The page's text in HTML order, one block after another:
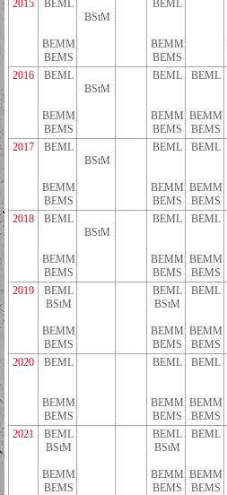
2015 BEML
BEMM
BEMS
BStM
BEML
BEMM
BEMS
2016
BEML
BEMM
BEMS
BStM
BEML
BEMM
BEMS
BEML
BEMM
BEMS
2017
BEML
BEMM
BEMS
BStM
BEML
BEMM
BEMS
BEML
BEMM
BEMS
2018
BEML
BEMM
BEMS
BStM
BEML
BEMM
BEMS
BEML
BEMM
BEMS
2019
BEML
BStM
BEMM
BEMS
BEML
BStM
BEMM
BEMS
BEML
BEMM
BEMS
2020
BEML
BEMM
BEMS
BEML
BEMM
BEMS
BEML
BEMM
BEMS
2021
BEML
BStM
BEMM
BEMS
BEML
BStM
BEMM
BEMS
BEML
BEMM
BEMS